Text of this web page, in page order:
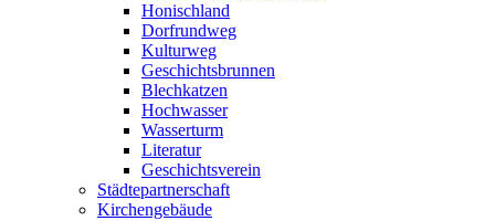
Honischland
Dorfrundweg
Kulturweg
Geschichtsbrunnen
Blechkatzen
Hochwasser
Wasserturm
Literatur
Geschichtsverein
Städtepartnerschaft
Kirchengebäude